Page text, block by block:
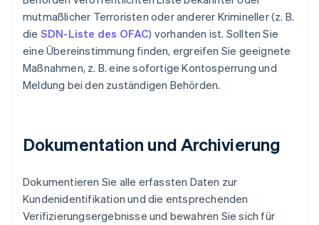
mutmaßlicher Terroristen oder anderer Krimineller (z. B.
die SDN-Liste des OFAC) vorhanden ist. Sollten Sie
eine Übereinstimmung finden, ergreifen Sie geeignete
Maßnahmen, z. B. eine sofortige Kontosperrung und
Meldung bei den zuständigen Behörden.
Dokumentation und Archivierung
Dokumentieren Sie alle erfassten Daten zur
Kundenidentifikation und die entsprechenden
Verifizierungsergebnisse und bewahren Sie sich für